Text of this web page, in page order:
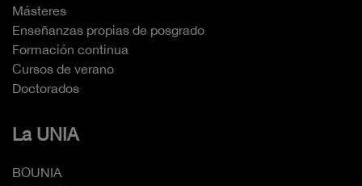
Másteres
Enseñanzas propias de posgrado
Formación continua
Cursos de verano
Doctorados
La UNIA
BOUNIA